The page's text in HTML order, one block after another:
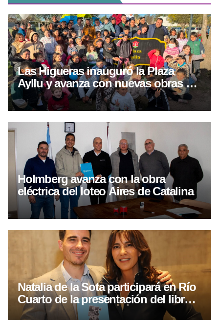
Las Higueras inauguró la Plaza
Ayllu y avanza con nuevas obras de
infraestructura en el sector
Holmberg avanza con la obra
eléctrica del loteo Aires de Catalina
Natalia de la Sota participará en Río
Cuarto de la presentación del libro
sobre el legado delasotista